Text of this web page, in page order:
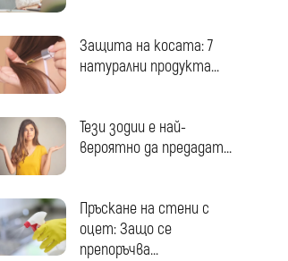
Защита на косата: 7
натурални продукта...
Тези зодии е най-
вероятно да предадат...
Пръскане на стени с
оцет: Защо се
препоръчва...